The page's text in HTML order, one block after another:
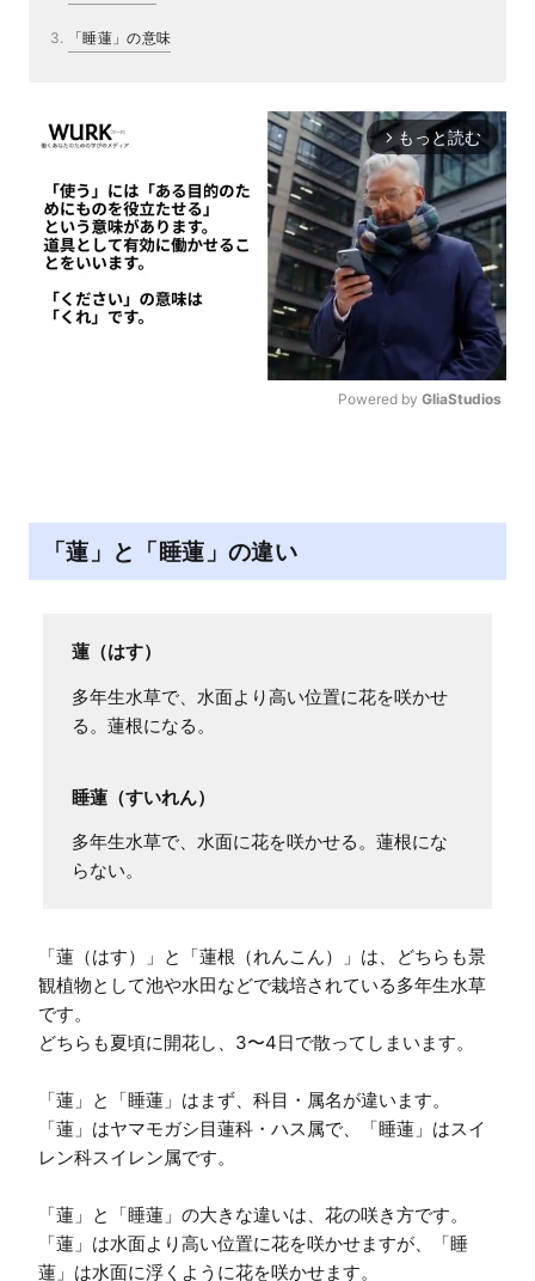
「睡蓮」の意味
arrow_forward_ios もっと読む
Powered by GliaStudios
「蓮」と「睡蓮」の違い
蓮（はす）
多年生水草で、水面より高い位置に花を咲かせ
る。蓮根になる。
睡蓮（すいれん）
多年生水草で、水面に花を咲かせる。蓮根にな
らない。
「蓮（はす）」と「蓮根（れんこん）」は、どちらも景
観植物として池や水田などで栽培されている多年生水草
です。
どちらも夏頃に開花し、3〜4日で散ってしまいます。
「蓮」と「睡蓮」はまず、科目・属名が違います。
「蓮」はヤマモガシ目蓮科・ハス属で、「睡蓮」はスイ
レン科スイレン属です。
「蓮」と「睡蓮」の大きな違いは、花の咲き方です。
「蓮」は水面より高い位置に花を咲かせますが、「睡
蓮」は水面に浮くように花を咲かせます。